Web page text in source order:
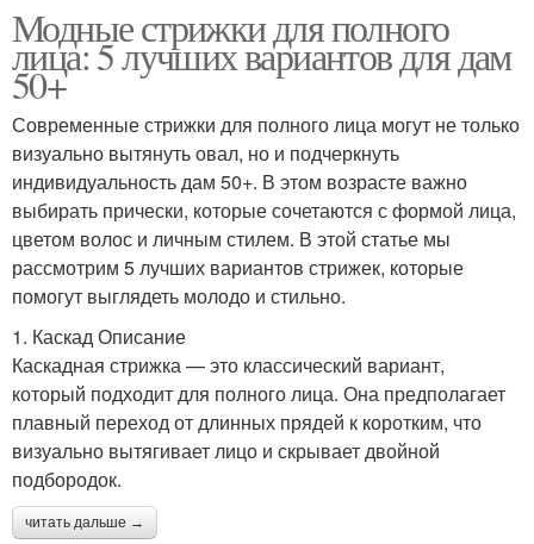
Модные стрижки для полного
лица: 5 лучших вариантов для дам
50+
Современные стрижки для полного лица могут не только
визуально вытянуть овал, но и подчеркнуть
индивидуальность дам 50+. В этом возрасте важно
выбирать прически, которые сочетаются с формой лица,
цветом волос и личным стилем. В этой статье мы
рассмотрим 5 лучших вариантов стрижек, которые
помогут выглядеть молодо и стильно.
1. Каскад Описание
Каскадная стрижка — это классический вариант,
который подходит для полного лица. Она предполагает
плавный переход от длинных прядей к коротким, что
визуально вытягивает лицо и скрывает двойной
подбородок.
читать дальше →